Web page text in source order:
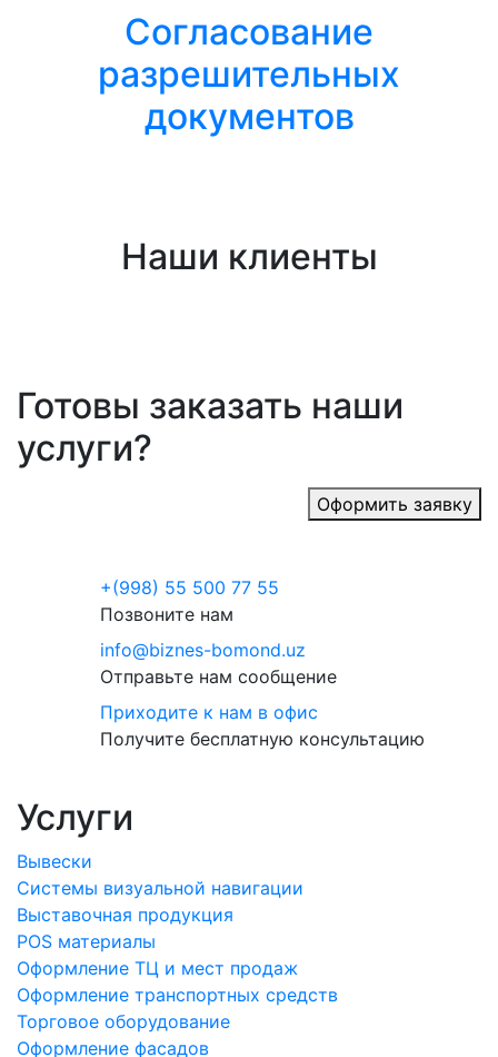
Согласование
разрешительных
документов
Наши клиенты
Готовы заказать наши
услуги?
Оформить заявку
+(998) 55 500 77 55
Позвоните нам
info@biznes-bomond.uz
Отправьте нам сообщение
Приходите к нам в офис
Получите бесплатную консультацию
Услуги
Вывески
Системы визуальной навигации
Выставочная продукция
POS материалы
Оформление ТЦ и мест продаж
Оформление транспортных средств
Торговое оборудование
Оформление фасадов